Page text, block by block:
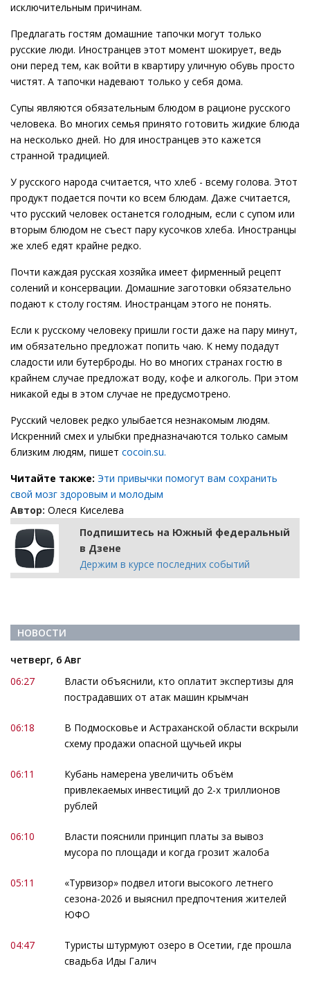
исключительным причинам.
Предлагать гостям домашние тапочки могут только
русские люди. Иностранцев этот момент шокирует, ведь
они перед тем, как войти в квартиру уличную обувь просто
чистят. А тапочки надевают только у себя дома.
Супы являются обязательным блюдом в рационе русского
человека. Во многих семья принято готовить жидкие блюда
на несколько дней. Но для иностранцев это кажется
странной традицией.
У русского народа считается, что хлеб - всему голова. Этот
продукт подается почти ко всем блюдам. Даже считается,
что русский человек останется голодным, если с супом или
вторым блюдом не съест пару кусочков хлеба. Иностранцы
же хлеб едят крайне редко.
Почти каждая русская хозяйка имеет фирменный рецепт
солений и консервации. Домашние заготовки обязательно
подают к столу гостям. Иностранцам этого не понять.
Если к русскому человеку пришли гости даже на пару минут,
им обязательно предложат попить чаю. К нему подадут
сладости или бутерброды. Но во многих странах гостю в
крайнем случае предложат воду, кофе и алкоголь. При этом
никакой еды в этом случае не предусмотрено.
Русский человек редко улыбается незнакомым людям.
Искренний смех и улыбки предназначаются только самым
близким людям, пишет cocoin.su.
Читайте также: Эти привычки помогут вам сохранить
свой мозг здоровым и молодым
Автор: Олеся Киселева
Подпишитесь на Южный федеральный
в Дзене
Держим в курсе последних событий
НОВОСТИ
четверг, 6 Авг
06:27
Власти объяснили, кто оплатит экспертизы для
пострадавших от атак машин крымчан
06:18
В Подмосковье и Астраханской области вскрыли
схему продажи опасной щучьей икры
06:11
Кубань намерена увеличить объём
привлекаемых инвестиций до 2-х триллионов
рублей
06:10
Власти пояснили принцип платы за вывоз
мусора по площади и когда грозит жалоба
05:11
«Турвизор» подвел итоги высокого летнего
сезона-2026 и выяснил предпочтения жителей
ЮФО
04:47
Туристы штурмуют озеро в Осетии, где прошла
свадьба Иды Галич